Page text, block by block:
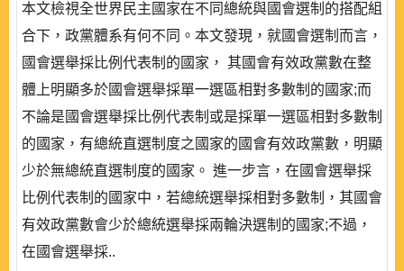
本文檢視全世界民主國家在不同總統與國會選制的搭配組
合下，政黨體系有何不同。本文發現，就國會選制而言，
國會選舉採比例代表制的國家， 其國會有效政黨數在整
體上明顯多於國會選舉採單一選區相對多數制的國家;而
不論是國會選舉採比例代表制或是採單一選區相對多數制
的國家，有總統直選制度之國家的國會有效政黨數，明顯
少於無總統直選制度的國家。 進一步言，在國會選舉採
比例代表制的國家中，若總統選舉採相對多數制，其國會
有效政黨數會少於總統選舉採兩輪決選制的國家;不過，
在國會選舉採..